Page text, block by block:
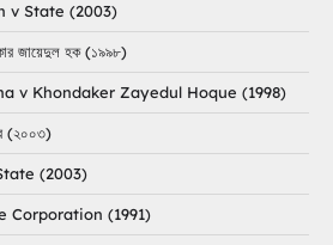
v State (2003)
জায়েদুল হক (১৯৯৮)
v Khondaker Zayedul Hoque (1998)
(২০০৩)
(2003)
Corporation (1991)